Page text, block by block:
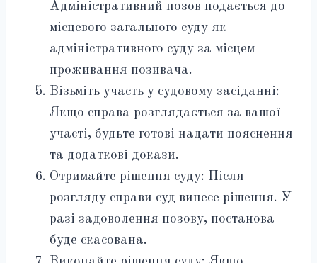
Адміністративний позов подається до
місцевого загального суду як
адміністративного суду за місцем
проживання позивача.
Візьміть участь у судовому засіданні:
Якщо справа розглядається за вашої
участі, будьте готові надати пояснення
та додаткові докази.
Отримайте рішення суду: Після
розгляду справи суд винесе рішення. У
разі задоволення позову, постанова
буде скасована.